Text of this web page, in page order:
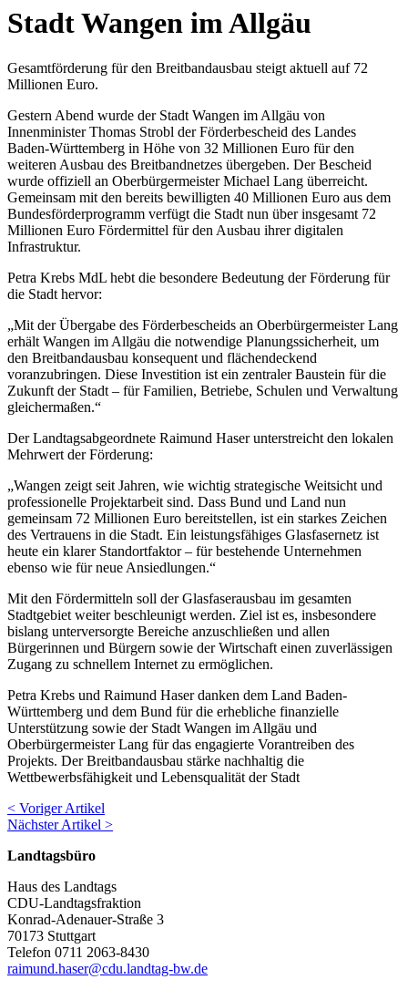
Stadt Wangen im Allgäu
Gesamtförderung für den Breitbandausbau steigt aktuell auf 72
Millionen Euro.
Gestern Abend wurde der Stadt Wangen im Allgäu von
Innenminister Thomas Strobl der Förderbescheid des Landes
Baden-Württemberg in Höhe von 32 Millionen Euro für den
weiteren Ausbau des Breitbandnetzes übergeben. Der Bescheid
wurde offiziell an Oberbürgermeister Michael Lang überreicht.
Gemeinsam mit den bereits bewilligten 40 Millionen Euro aus dem
Bundesförderprogramm verfügt die Stadt nun über insgesamt 72
Millionen Euro Fördermittel für den Ausbau ihrer digitalen
Infrastruktur.
Petra Krebs MdL hebt die besondere Bedeutung der Förderung für
die Stadt hervor:
„Mit der Übergabe des Förderbescheids an Oberbürgermeister Lang
erhält Wangen im Allgäu die notwendige Planungssicherheit, um
den Breitbandausbau konsequent und flächendeckend
voranzubringen. Diese Investition ist ein zentraler Baustein für die
Zukunft der Stadt – für Familien, Betriebe, Schulen und Verwaltung
gleichermaßen.“
Der Landtagsabgeordnete Raimund Haser unterstreicht den lokalen
Mehrwert der Förderung:
„Wangen zeigt seit Jahren, wie wichtig strategische Weitsicht und
professionelle Projektarbeit sind. Dass Bund und Land nun
gemeinsam 72 Millionen Euro bereitstellen, ist ein starkes Zeichen
des Vertrauens in die Stadt. Ein leistungsfähiges Glasfasernetz ist
heute ein klarer Standortfaktor – für bestehende Unternehmen
ebenso wie für neue Ansiedlungen.“
Mit den Fördermitteln soll der Glasfaserausbau im gesamten
Stadtgebiet weiter beschleunigt werden. Ziel ist es, insbesondere
bislang unterversorgte Bereiche anzuschließen und allen
Bürgerinnen und Bürgern sowie der Wirtschaft einen zuverlässigen
Zugang zu schnellem Internet zu ermöglichen.
Petra Krebs und Raimund Haser danken dem Land Baden-
Württemberg und dem Bund für die erhebliche finanzielle
Unterstützung sowie der Stadt Wangen im Allgäu und
Oberbürgermeister Lang für das engagierte Vorantreiben des
Projekts. Der Breitbandausbau stärke nachhaltig die
Wettbewerbsfähigkeit und Lebensqualität der Stadt
< Voriger Artikel
Nächster Artikel >
Landtagsbüro
Haus des Landtags
CDU-Landtagsfraktion
Konrad-Adenauer-Straße 3
70173 Stuttgart
Telefon 0711 2063-8430
raimund.haser@cdu.landtag-bw.de